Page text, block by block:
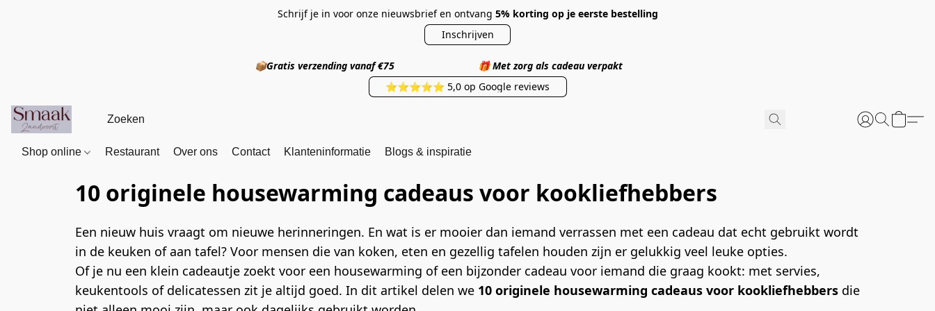
Schrijf je in voor onze nieuwsbrief en ontvang 5% korting op je eerste bestelling
Inschrijven
📦Gratis verzending vanaf €75 🎁Met zorg als cadeau verpakt
⭐⭐⭐⭐⭐ 5,0 op Google reviews
Shop online Restaurant Over ons Contact Klanteninformatie Blogs & inspiratie
10 originele housewarming cadeaus voor kookliefhebbers
Een nieuw huis vraagt om nieuwe herinneringen. En wat is er mooier dan iemand verrassen met een cadeau dat echt gebruikt wordt
in de keuken of aan tafel? Voor mensen die van koken, eten en gezellig tafelen houden zijn er gelukkig veel leuke opties.
Of je nu een klein cadeautje zoekt voor een housewarming of een bijzonder cadeau voor iemand die graag kookt: met servies,
keukentools of delicatessen zit je altijd goed. In dit artikel delen we 10 originele housewarming cadeaus voor kookliefhebbers die